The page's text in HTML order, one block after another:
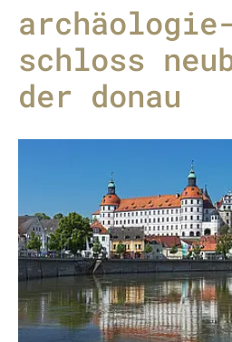
archäologie-
schloss
der donau